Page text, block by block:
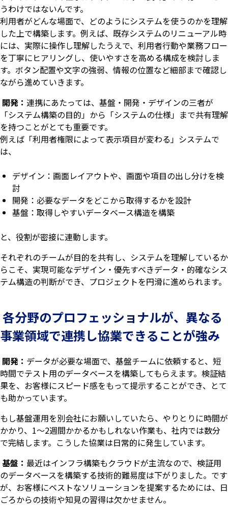
うわけではないんです。
利用者がどんな場面で、どのようにシステムを使うのかを理解
した上で構築します。例えば、既存システムのリニューアル時
には、実際に操作し理解したうえで、利用者行動や業務フロー
を丁寧にヒアリングし、使いやすさを高める構成を検討しま
す。ボタン配置や文字の強弱、情報の位置など細部まで確認し
ながら進めていきます。
開発： 連携にあたっては、基盤・開発・デザインの三者が
「システム構築の目的」から「システムの仕様」まで共有理解
を持つことがとても重要です。
例えば「利用者権限によって表示項目が変わる」システムで
は、
デザイン：画面レイアウトや、画面や項目の出し分けを検
討
開発：必要なデータをどこから取得するかを設計
基盤：取得しやすいデータベース構造を構築
と、役割が密接に連動します。
それぞれのチームが目的を共有し、システムを理解しているか
らこそ、実現可能なデザイン・優先すべきデータ・的確なシス
テム構造の判断ができ、プロジェクトを円滑に進められます。
各分野のプロフェッショナルが、異なる
事業領域で連携し協業できることが強み
開発： データが必要な場面で、基盤チームに依頼すると、短
時間でテスト用のデータベースを構築してもらえます。検証結
果を、お客様にスピード感をもって提示することができ、とて
も助かっています。
もし基盤運用を別会社にお願いしていたら、やりとりに時間が
かかり、1～2週間かかるかもしれない作業も、社内では数分
で完結します。こうした協業は日常的に発生しています。
基盤： 最近はインフラ構築もクラウドが主流なので、検証用
のデータベースを構築する技術的難易度は下がりました。です
が、お客様にベストなソリューションを提案するためには、日
ごろからの技術や知見の習得は欠かせません。